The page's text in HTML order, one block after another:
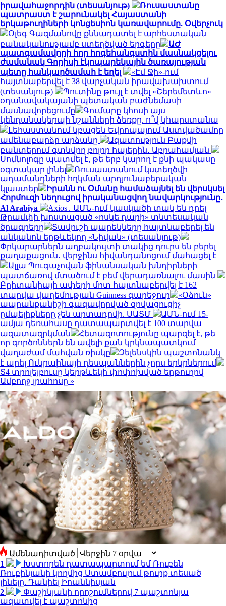
իրավահաջորդին (տեսանյութ)
Ռուսաստանը
պատրաստ է շարունակել Հայաստանի
երկաթուղիների կոնցեսիոն կառավարումը. Օվերչուկ
Օլեգ Գազմանովը քննադատել է արհեստական
բանականությամբ ստեղծված երգերը
ԱԺ
պատգամավորի հոր հոգեհանգստին մասնակցելու
ժամանակ Գորիսի էկոպարեկային ծառայության
պետը հանկարծամահ է եղել
«Էմ Ջի»-ում
հայտնաբերվել է 38 վարչական իրավախախտում
(տեսանյութ)
Պուտինը թույլ է տվել «Շերեմետևո»
օդանավակայանի պետական բաժնեմասի
մասնավորեցումը
Գումարը կհոսի այս
կենդանակերպի նշանների ձեռքը. ո՞վ կհարստանա
Լեհաստանում կբացեն Եվրոպայում Աստվածամոր
ամենաբարձր արձանը
Ազատություն Բաքվի
բանտերում գտնվող բոլոր հայերին․ Աբրահամյան
Սոմնոլոգը պատմել է, թե երբ կարող է քնի պակասը
օգտակար լինել
Ռուսաստանում կստեղծվի
ադամանդների հղկման արդյունաբերական
կլաստեր
Իրանն ու Օմանը համաձայնել են վերսկսել
Հորմուզի նեղուցով իրականացվող նավարկությունը․
Al Arabiya
Axios․ ԱՄՆ-ում կասկածի տակ են դրել
Թրամփի խոստացած «ոսկե դարի» տնտեսական
ծրագրերը
Տավուշի պարեկները հայտնաբերել են
անկանոն երթևեկող «Նիվան» (տեսանյութ)
Փրկարարներն աղբակույտի տակից դուրս են բերել
քաղաքացուն․ վերջինս հիվանդանոցում մահացել է
Ալլա Պուգաչովան ֆինանսական խնդիրների
պատճառով մտածում է բեմ վերադառնալու մասին
Բրիտանիայի ափերի մոտ հայտնաբերվել է 162
տարվա վաղեմության Guinness գարեջուր
«Օձուն»
ապրանքանիշի գազավորված զովացուցիչ
ըմպելիքները չեն արտադրվի. ՍԱՏՄ
ԱՄՆ-ում 15-
ամյա դեռահասը դատապարտվել է 100 տարվա
ազատազրկման
Հետազոտությունը պարզել է, թե
որ գործոններն են ավելի քան կրկնապատկում
վաղաժամ մահվան ռիսկը
Զելենսկին պաշտոնանկ
է արել Ուկրաինայի դեսպաններին չորս երկրներում
Տ4 տրոլեյբուսը կերթևեկի փոփոխված երթուղով
Ամբողջ լրահոսը »
Ամենադիտված
1
Խստորեն դատապարտում եմ Ռուբեն
Ռուբինյանի կողմից Ստամբուլում թուրք տեսած
լինելը. Դանիել Իոաննիսյան
2
Փաշինյանի որոշումներով 7 պաշտոնյա
ազատվել է պաշտոնից